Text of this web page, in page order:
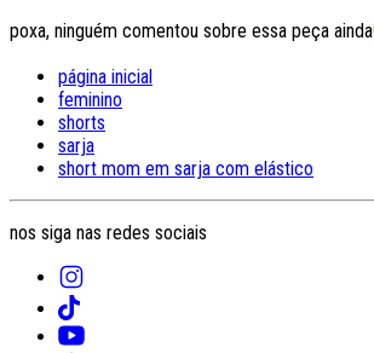
poxa, ninguém comentou sobre essa peça ainda
página inicial
feminino
shorts
sarja
short mom em sarja com elástico
nos siga nas redes sociais